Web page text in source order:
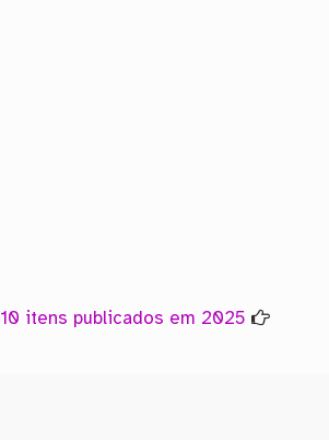
10 itens publicados em 2025